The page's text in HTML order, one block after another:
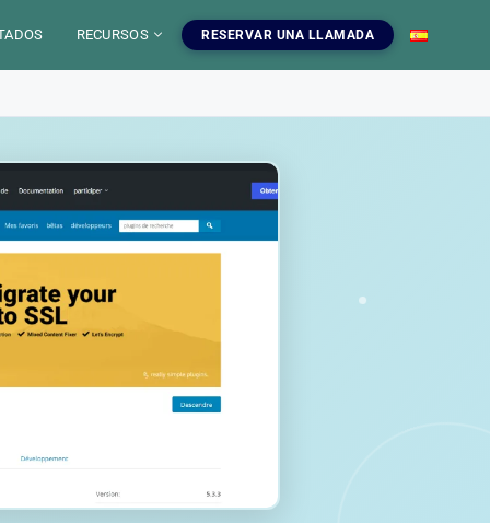
IA
SEO, auditorias,
web y estrategia de
Ver nuestros servicios
RECURSOS
gratuitas, blog y
el SEO.
RESERVAR UNA LLAMADA